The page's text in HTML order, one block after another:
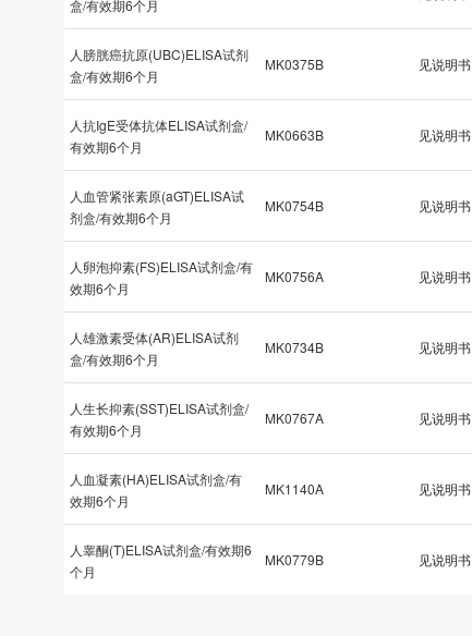
盒/有效期6个月
人膀胱癌抗原(UBC)ELISA试剂
盒/有效期6个月
MK0375B 见说明书
人抗IgE受体抗体ELISA试剂盒/
有效期6个月
MK0663B 见说明书
人血管紧张素原(aGT)ELISA试
剂盒/有效期6个月
MK0754B 见说明书
人卵泡抑素(FS)ELISA试剂盒/有
效期6个月
MK0756A 见说明书
人雄激素受体(AR)ELISA试剂
盒/有效期6个月
MK0734B 见说明书
人生长抑素(SST)ELISA试剂盒/
有效期6个月
MK0767A 见说明书
人血凝素(HA)ELISA试剂盒/有
效期6个月
MK1140A 见说明书
人睾酮(T)ELISA试剂盒/有效期6
个月
MK0779B 见说明书